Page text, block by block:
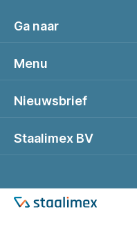
Staalimex BV
Nieuwsbrief
Ga naar
Menu